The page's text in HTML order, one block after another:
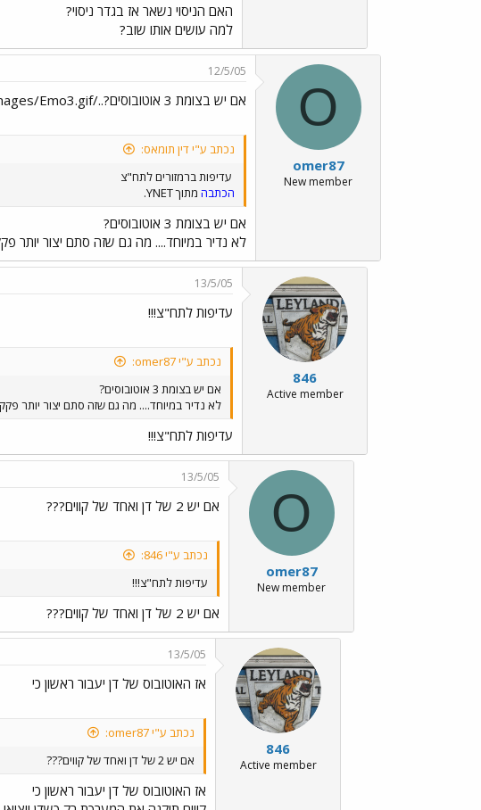
האם הניסוי נשאר אז בגדר ניסוי?
למה עושים אותו שוב?
O
omer87
New member
12/5/05
אם יש בצומת 3 אוטובוסים?../images/Emo3.gif
נכתב ע"י דין תומאס:
עדיפות ברמזורים לתח"צ
הכתבה מתוך YNET.
אם יש בצומת 3 אוטובוסים?
לא נדיר במיוחד.... מה גם שזה סתם יצור יותר
846
Active member
13/5/05
עדיפות לתח"צ!!!
נכתב ע"י omer87:
אם יש בצומת 3 אוטובוסים?
לא נדיר במיוחד.... מה גם שזה סתם יצור יותר
עדיפות לתח"צ!!!
O
omer87
New member
13/5/05
אם יש 2 של דן ואחד של קווים???
נכתב ע"י 846:
עדיפות לתח"צ!!!
אם יש 2 של דן ואחד של קווים???
846
Active member
13/5/05
אז האוטובוס של דן יעבור ראשון כי
נכתב ע"י omer87:
אם יש 2 של דן ואחד של קווים???
אז האוטובוס של דן יעבור ראשון כי